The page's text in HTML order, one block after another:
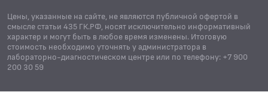
Цены, указанные на сайте, не являются публичной офертой в
смысле статьи 435 ГК.РФ, носят исключительно информативный
характер и могут быть в любое время изменены. Итоговую
стоимость необходимо уточнять у администратора в
лабораторно-диагностическом центре или по телефону: +7 900
200 30 59